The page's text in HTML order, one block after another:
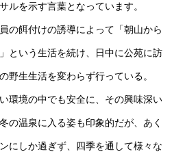
ルを示す言葉となっています。
の餌付けの誘導によって「朝山から
という生活を続け、日中に公苑に訪
野生生活を変わらず行っている。
環境の中でも安全に、その興味深い
の温泉に入る姿も印象的だが、あく
にしか過ぎず、四季を通して様々な